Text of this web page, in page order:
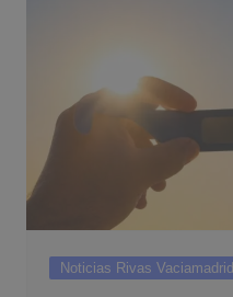
Noticias Rivas Vaciamadrid